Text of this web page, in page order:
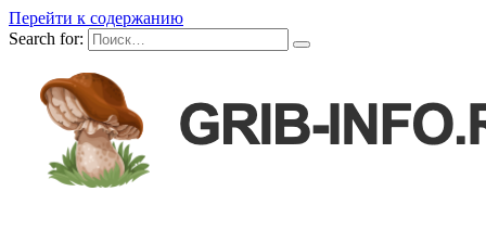
Перейти к содержанию
Search for: